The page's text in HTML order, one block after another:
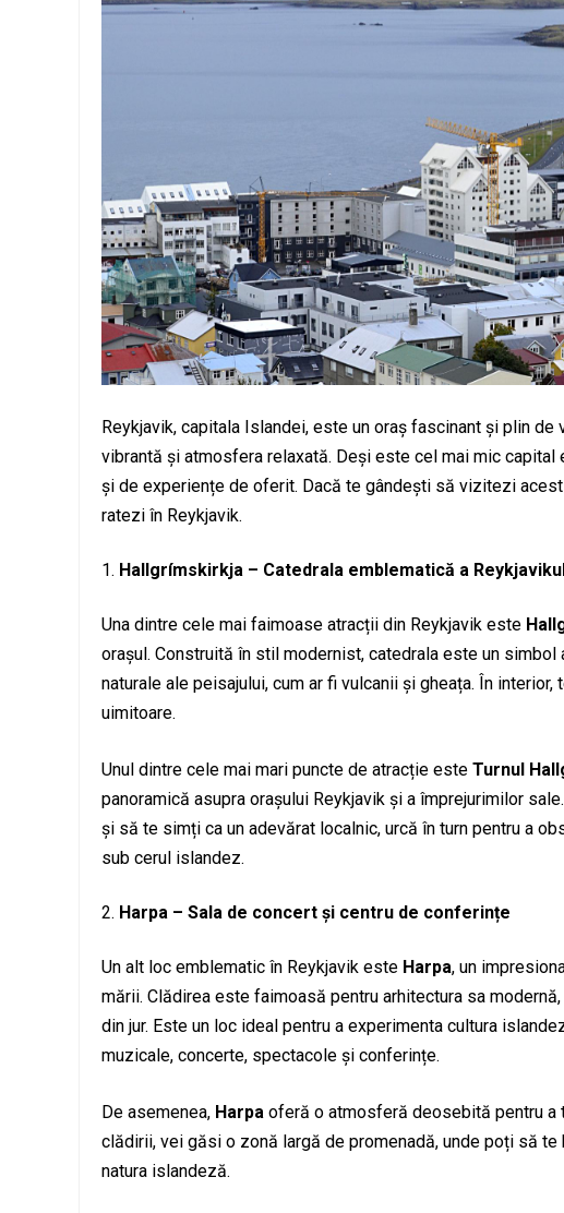
Reykjavik, capitala Islandei, este un oraș fascinant și plin
vibrantă și atmosfera relaxată. Deși este cel mai mic
și de experiențe de oferit. Dacă te gândești să vizitezi
ratezi în Reykjavik.
Hallgrímskirkja – Catedrala emblematică a
Una dintre cele mai faimoase atracții din Reykjavik este
orașul. Construită în stil modernist, catedrala este un
naturale ale peisajului, cum ar fi vulcanii și gheața. În
uimitoare.
Unul dintre cele mai mari puncte de atracție este Turnul
panoramică asupra orașului Reykjavik și a împrejurimilor
și să te simți ca un adevărat localnic, urcă în turn pentru a
sub cerul islandez.
Harpa – Sala de concert și centru de conferințe
Un alt loc emblematic în Reykjavik este Harpa, un
mării. Clădirea este faimoasă pentru arhitectura sa
din jur. Este un loc ideal pentru a experimenta cultura
muzicale, concerte, spectacole și conferințe.
De asemenea, Harpa oferă o atmosferă deosebită pentru a
clădirii, vei găsi o zonă largă de promenadă, unde poți să
natura islandeză.